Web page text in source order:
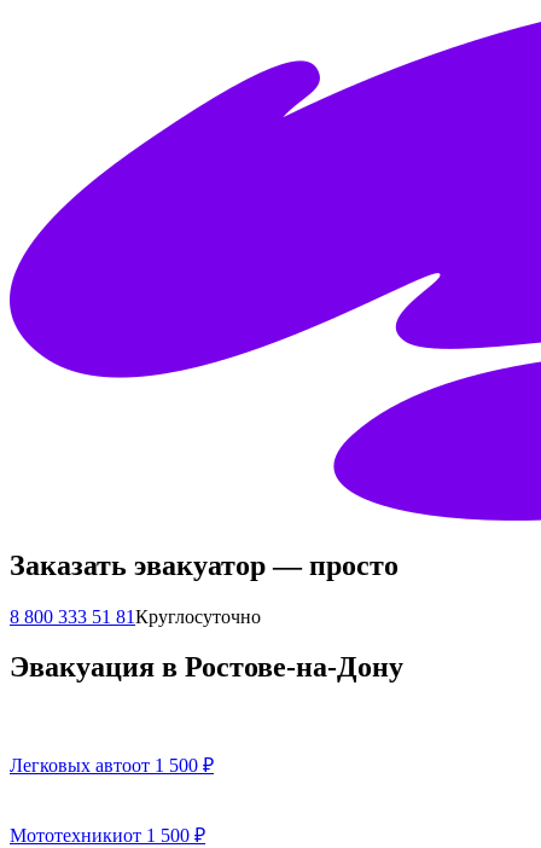
Заказать эвакуатор — просто
8 800 333 51 81Круглосуточно
Эвакуация в Ростове-на-Дону
Легковых автоот 1 500 ₽
Мототехникиот 1 500 ₽